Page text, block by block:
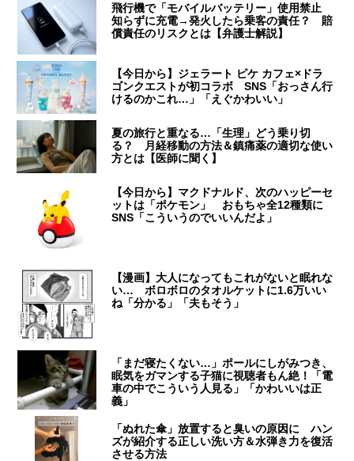
飛行機で「モバイルバッテリー」使用禁止
知らずに充電→発火したら乗客の責任？ 賠
償責任のリスクとは【弁護士解説】
【今日から】ジェラート ピケ カフェ×ドラ
ゴンクエストが初コラボ SNS「おっさん行
けるのかこれ…」「えぐかわいい」
夏の旅行と重なる…「生理」どう乗り切
る？ 月経移動の方法＆鎮痛薬の適切な使い
方とは【医師に聞く】
【今日から】マクドナルド、次のハッピーセ
ットは「ポケモン」 おもちゃ全12種類に
SNS「こういうのでいいんだよ」
【漫画】大人になってもこれがないと眠れな
い… ボロボロのタオルケットに1.6万いい
ね「分かる」「夫もそう」
「まだ寝たくない…」ポールにしがみつき、
眠気をガマンする子猫に視聴者もん絶！「電
車の中でこういう人見る」「かわいいは正
義」
「ぬれた傘」放置すると臭いの原因に ハン
ズが紹介する正しい洗い方＆水弾き力を復活
させる方法